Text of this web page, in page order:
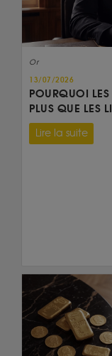
Or
13/07/2026
POURQUOI
PLUS QUE LES
Lire la suite